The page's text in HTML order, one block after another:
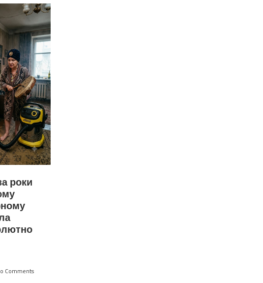
роки
Comments